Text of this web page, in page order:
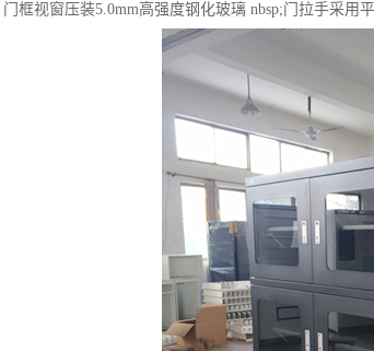
框视窗压装5.0mm高强度钢化玻璃 nbsp;门拉手采用